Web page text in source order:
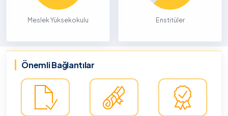
Meslek Yüksekokulu Enstitüler
Önemli Bağlantılar